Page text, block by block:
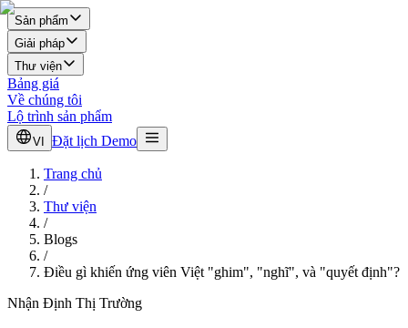
Sản phẩm
Giải pháp
Thư viện
Bảng giá
Về chúng tôi
Lộ trình sản phẩm
VI Đặt lịch Demo
Trang chủ
/
Thư viện
/
Blogs
/
Điều gì khiến ứng viên Việt "ghim", "nghĩ", và "quyết định"?
Nhận Định Thị Trường